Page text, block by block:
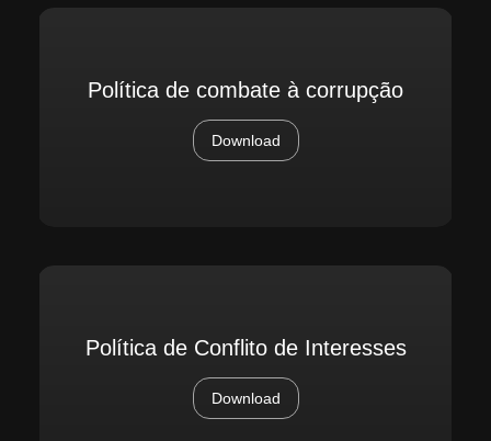
Política de combate à corrupção
Download
Política de Conflito de Interesses
Download